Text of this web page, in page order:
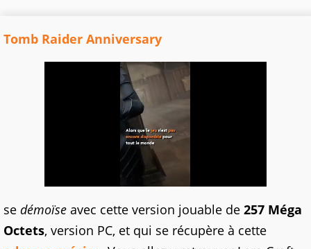
Tomb Raider Anniversary
se démoïse avec cette version jouable de 257 Méga
Octets, version PC, et qui se récupère à cette